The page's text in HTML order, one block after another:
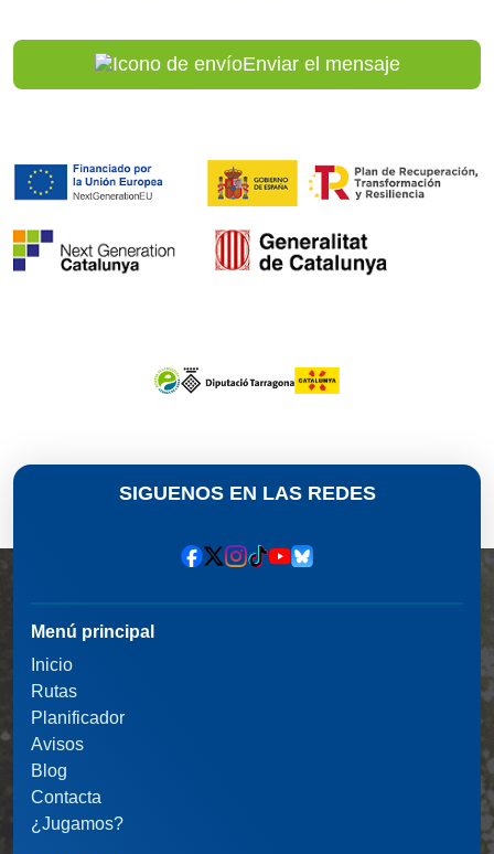
Enviar el mensaje
SIGUENOS EN LAS REDES
Menú principal
Inicio
Rutas
Planificador
Avisos
Blog
Contacta
¿Jugamos?